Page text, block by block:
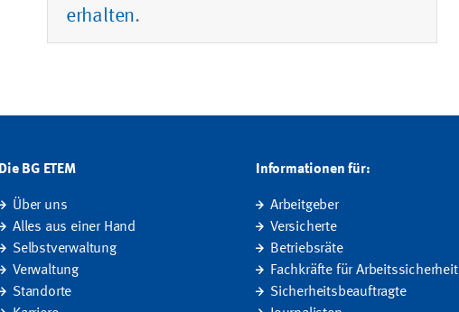
erhalten.
Die BG ETEM
Über uns
Alles aus einer Hand
Selbstverwaltung
Verwaltung
Standorte
Informationen für:
Arbeitgeber
Versicherte
Betriebsräte
Fachkräfte für Arbeitssicherheit
Sicherheitsbeauftragte